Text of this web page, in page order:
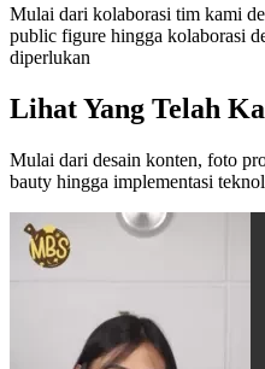
Mulai dari kolaborasi tim kami
public figure hingga kolaborasi
diperlukan
Lihat Yang Telah
Mulai dari desain konten, foto
bauty hingga implementasi